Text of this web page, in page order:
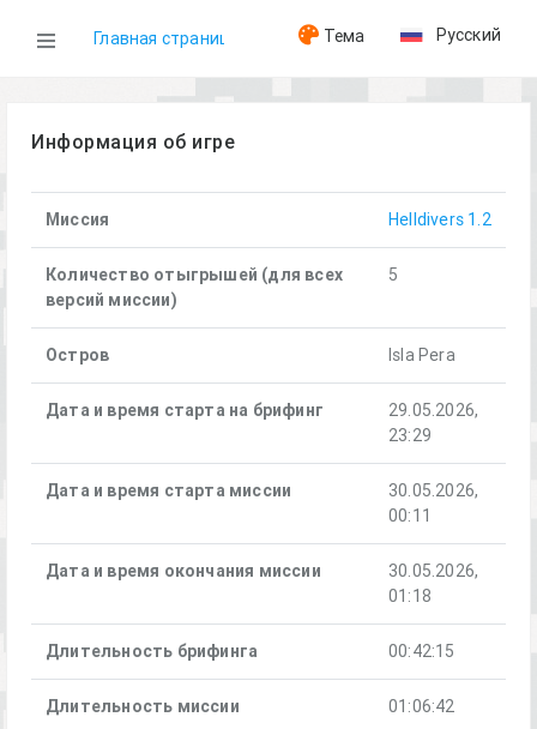
Главная страница
Игры
Helldivers (29.05.2026)
Тема Русский
Информация об игре
Миссия Helldivers 1.2
Количество отыгрышей (для всех
версий миссии)
5
Остров Isla Pera
Дата и время старта на брифинг
29.05.2026,
23:29
Дата и время старта миссии
30.05.2026,
00:11
Дата и время окончания миссии
30.05.2026,
01:18
Длительность брифинга 00:42:15
Длительность миссии 01:06:42